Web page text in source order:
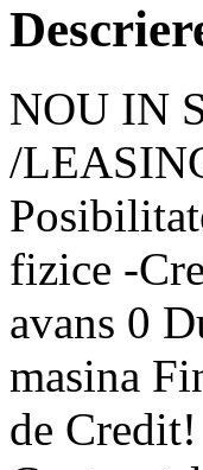
NOU IN
/
fizice -
avans 0
masina
de